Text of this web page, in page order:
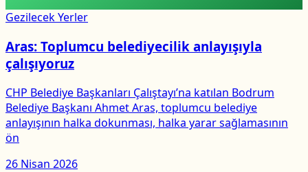
Gezilecek Yerler
Aras: Toplumcu belediyecilik anlayışıyla
çalışıyoruz
CHP Belediye Başkanları Çalıştayı’na katılan Bodrum
Belediye Başkanı Ahmet Aras, toplumcu belediye
anlayışının halka dokunması, halka yarar sağlamasının
ön
26 Nisan 2026